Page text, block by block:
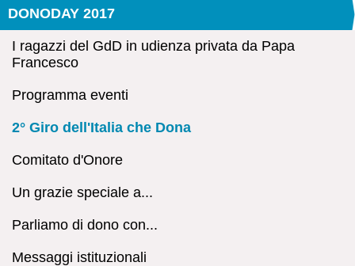
DONODAY 2017
I ragazzi del GdD in udienza privata da Papa
Francesco
Programma eventi
2° Giro dell'Italia che Dona
Comitato d'Onore
Un grazie speciale a...
Parliamo di dono con...
Messaggi istituzionali